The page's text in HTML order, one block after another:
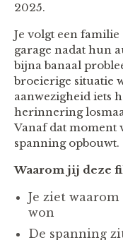
2025.
Je volgt een familie
garage nadat hun
bijna banaal
broeierige situatie
aanwezigheid iets
herinnering
Vanaf dat moment
spanning opbouwt.
Waarom jij deze
Je ziet
won
De spanning